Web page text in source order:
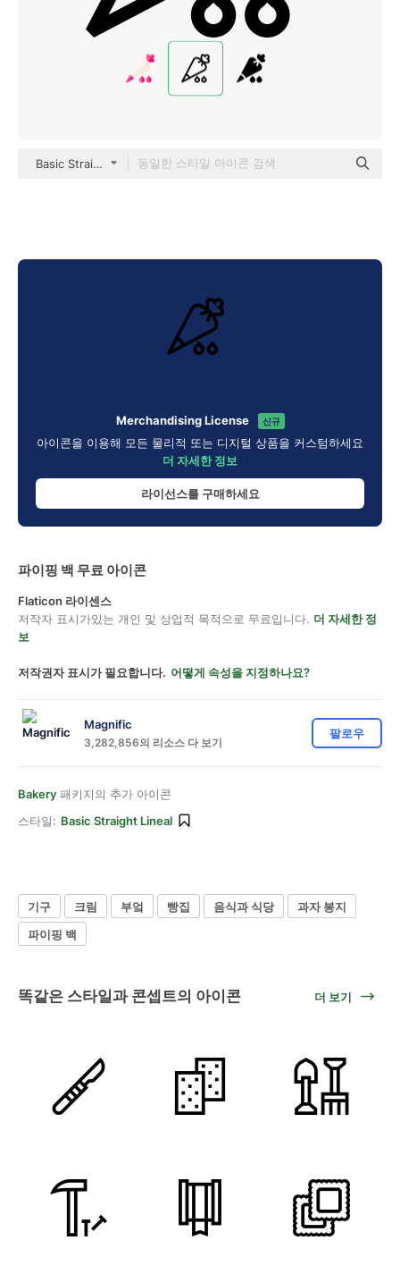
Basic Straight Lineal
Merchandising License 신규
아이콘을 이용해 모든 물리적 또는 디지털 상품을 커스텀하세요
더 자세한 정보
라이선스를 구매하세요
파이핑 백 무료 아이콘
Flaticon 라이센스
저작자 표시가있는 개인 및 상업적 목적으로 무료입니다. 더 자세한 정
보
저작권자 표시가 필요합니다. 어떻게 속성을 지정하나요?
Magnific
3,282,856의 리소스 다 보기
팔로우
Bakery 패키지의 추가 아이콘
스타일: Basic Straight Lineal
기구 크림 부엌 빵집 음식과 식당
과자 봉지
파이핑 백
똑같은 스타일과 콘셉트의 아이콘 더 보기